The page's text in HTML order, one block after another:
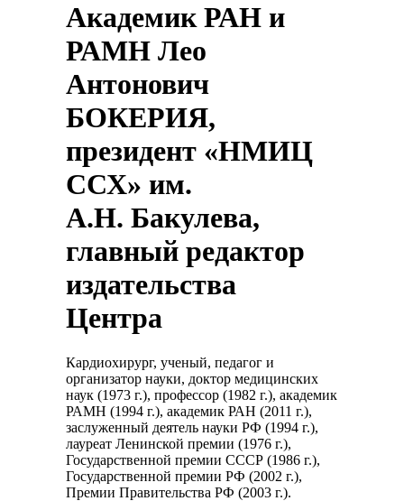
Академик РАН и
РАМН Лео
Антонович
БОКЕРИЯ,
президент «НМИЦ
ССХ» им.
А.Н. Бакулева,
главный редактор
издательства
Центра
Кардиохирург, ученый, педагог и
организатор науки, доктор медицинских
наук (1973 г.), профессор (1982 г.), академик
РАМН (1994 г.), академик РАН (2011 г.),
заслуженный деятель науки РФ (1994 г.),
лауреат Ленинской премии (1976 г.),
Государственной премии СССР (1986 г.),
Государственной премии РФ (2002 г.),
Премии Правительства РФ (2003 г.).